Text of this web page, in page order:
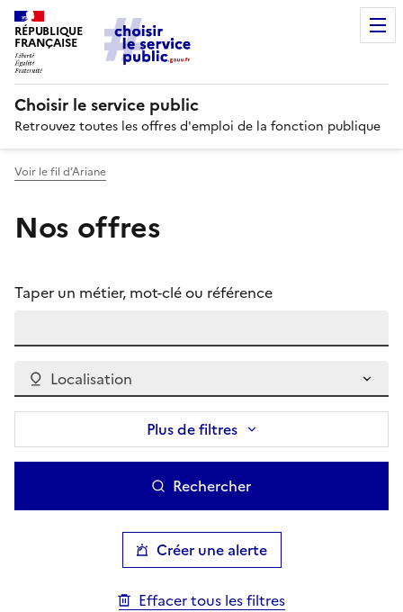
RÉPUBLIQUE
FRANÇAISE
Choisir le service public
Retrouvez toutes les offres d'emploi de la fonction publique
Voir le fil d’Ariane
Nos offres
Taper un métier, mot-clé ou référence
Localisation
Plus de filtres
Rechercher
Créer une alerte
Effacer tous les filtres